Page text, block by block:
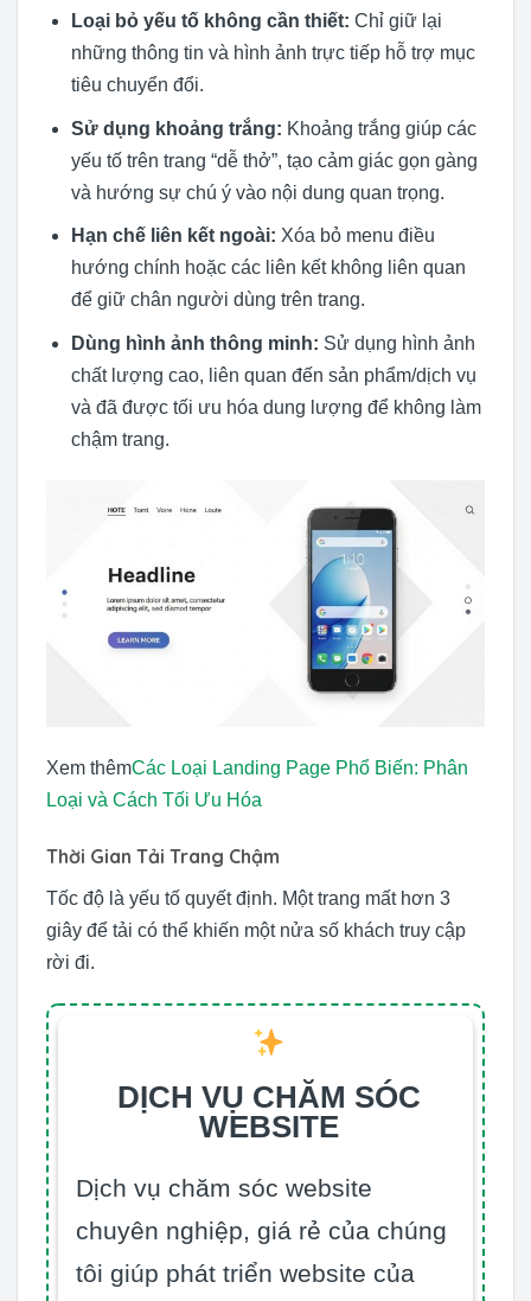
Loại bỏ yếu tố không cần thiết: Chỉ giữ lại
những thông tin và hình ảnh trực tiếp hỗ trợ mục
tiêu chuyển đổi.
Sử dụng khoảng trắng: Khoảng trắng giúp các
yếu tố trên trang “dễ thở”, tạo cảm giác gọn gàng
và hướng sự chú ý vào nội dung quan trọng.
Hạn chế liên kết ngoài: Xóa bỏ menu điều
hướng chính hoặc các liên kết không liên quan
để giữ chân người dùng trên trang.
Dùng hình ảnh thông minh: Sử dụng hình ảnh
chất lượng cao, liên quan đến sản phẩm/dịch vụ
và đã được tối ưu hóa dung lượng để không làm
chậm trang.
Xem thêmCác Loại Landing Page Phổ Biến: Phân
Loại và Cách Tối Ưu Hóa
Thời Gian Tải Trang Chậm
Tốc độ là yếu tố quyết định. Một trang mất hơn 3
giây để tải có thể khiến một nửa số khách truy cập
rời đi.
DỊCH VỤ CHĂM SÓC
WEBSITE
Dịch vụ chăm sóc website
chuyên nghiệp, giá rẻ của chúng
tôi giúp phát triển website của